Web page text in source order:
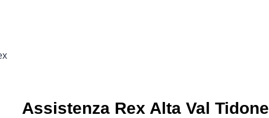
Assistenza Rex Alta Val Tidone